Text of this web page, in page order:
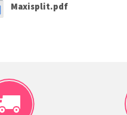
Maxisplit.pdf